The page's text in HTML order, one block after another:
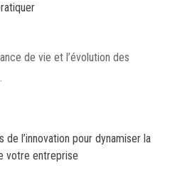
de vie et l’évolution des
de l’innovation pour dynamiser la
votre entreprise